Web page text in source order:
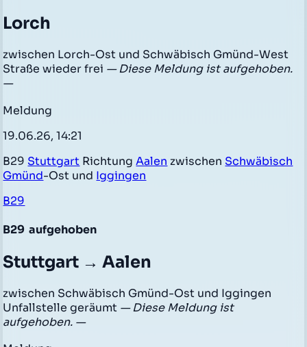
Lorch
zwischen Lorch-Ost und Schwäbisch Gmünd-West
Straße wieder frei — Diese Meldung ist aufgehoben.
—
Meldung
19.06.26, 14:21
B29 Stuttgart RichtungAalen zwischen Schwäbisch
Gmünd-Ost und Iggingen
B29
B29 aufgehoben
Stuttgart → Aalen
zwischen Schwäbisch Gmünd-Ost und Iggingen
Unfallstelle geräumt — Diese Meldung ist
aufgehoben. —